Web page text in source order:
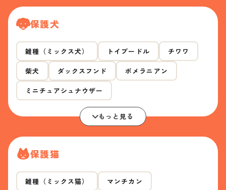
保護犬
雑種（ミックス犬） トイプードル チワワ
柴犬 ダックスフンド ポメラニアン
ミニチュアシュナウザー
もっと見る
保護猫
雑種（ミックス猫） マンチカン